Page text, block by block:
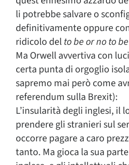
li potrebbe salvare o
definitivamente oppure
ridicolo delto be or no to be
Ma Orwell avvertiva con
certa punta di orgoglio
sapremo mai però come
referendum sulla Brexit):
L’insularità degli inglesi, il
prendere gli stranieri sul
occorre pagare a caro
tanto. Ma gioca la sua